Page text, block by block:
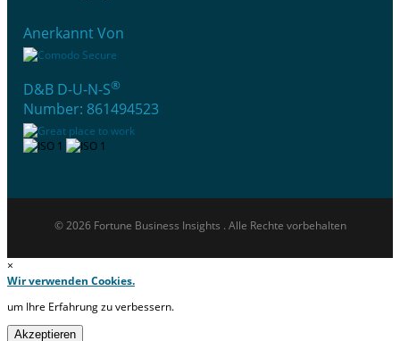
Anerkannt Von
D&B D-U-N-S®
Number: 861494523
© 2026 Fortune Business Insights . Alle Rechte vorbehalten
×
Wir verwenden Cookies.
um Ihre Erfahrung zu verbessern.
Akzeptieren